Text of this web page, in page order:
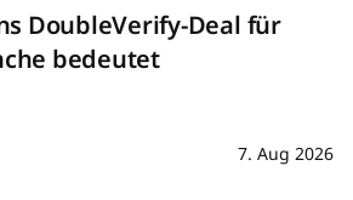
DoubleVerify-Deal für
bedeutet
7. Aug 2026